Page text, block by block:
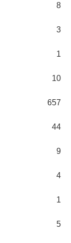
8
3
1
10
657
44
9
4
1
5